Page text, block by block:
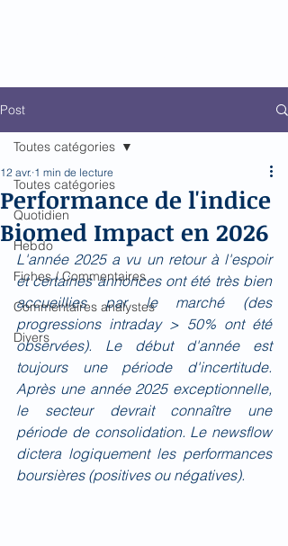
Post
Toutes catégories
Quotidien
Hebdo
Fiches / Commentaires
Commentaires analystes
Divers
Toutes catégories
Performance de l'indice
Biomed Impact en 2026
12 avr. 1 min de lecture
L'année 2025 a vu un retour à l'espoir
et certaines annonces ont été très bien
accueillies par le marché (des
progressions intraday > 50% ont été
observées). Le début d'année est
toujours une période d'incertitude.
Après une année 2025 exceptionnelle,
le secteur devrait connaître une
période de consolidation. Le newsflow
dictera logiquement les performances
boursières (positives ou négatives).